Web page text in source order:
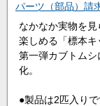
パーツ（部品）請
なかなか実物を
楽しめる「標本キ
第一弾カブトム
化。
●製品は2匹入りで